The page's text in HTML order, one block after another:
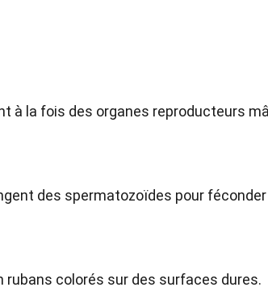
à la fois des organes reproducteurs
des spermatozoïdes pour féconder
colorés sur des surfaces dures.